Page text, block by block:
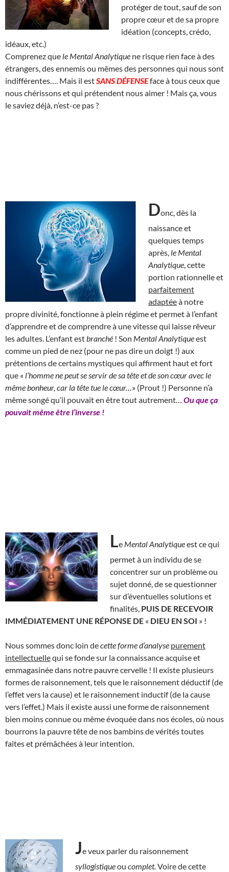
protéger de tout, sauf de son
propre cœur et de sa propre
idéation (concepts, crédo,
idéaux, etc.)
Comprenez que le Mental Analytique ne risque rien face à des
étrangers, des ennemis ou mêmes des personnes qui nous sont
indifférentes…. Mais il estSANS DÉFENSEface à tous ceux que
nous chérissons et qui prétendent nous aimer ! Mais ça, vous
le saviez déjà, n’est-ce pas ?
Donc, dès la
naissance et
quelques temps
après, le Mental
Analytique , cette
portion rationnelle et
parfaitement
adaptéeà notre
propre divinité, fonctionne à plein régime et permet à l’enfant
d’apprendre et de comprendre à une vitesse qui laisse rêveur
les adultes. L’enfant est branché ! Son Mental Analytiqueest
comme un pied de nez (pour ne pas dire un doigt !) aux
prétentions de certains mystiques qui affirment haut et fort
que « l’homme ne peut se servir de sa tête et de son cœur avec le
même bonheur, car la tête tue le cœur… » (Prout !) Personne n’a
même songé qu’il pouvait en être tout autrement… Ou que ça
pouvait même être l’inverse !
Le Mental Analytiqueest ce qui
permet à un individu de se
concentrer sur un problème ou
sujet donné, de se questionner
sur d’éventuelles solutions et
finalités, PUIS DE RECEVOIR
IMMÉDIATEMENT UNE RÉPONSE DE « DIEU EN SOI » !
Nous sommes donc loin decette formed’analyse purement
intellectuellequi se fonde sur la connaissance acquise et
emmagasinée dans notre pauvre cervelle ! Il existe plusieurs
formes de raisonnement, tels que le raisonnement déductif (de
l’effet vers la cause) et le raisonnement inductif (de la cause
vers l’effet.) Mais il existe aussi une forme de raisonnement
bien moins connue ou même évoquée dans nos écoles, où nous
bourrons la pauvre tête de nos bambins de vérités toutes
faites et prémâchées à leur intention.
Je veux parler du raisonnement
syllogistiqueou complet. Voire de cette